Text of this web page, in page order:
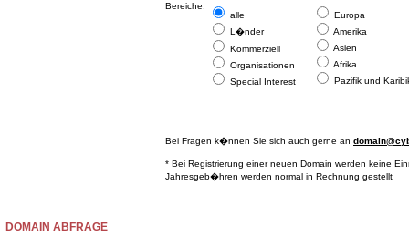
DOMAIN ABFRAGE
Bereiche:
alle
L�nder
Kommerziell
Organisationen
Special Interest
Europa
Amerika
Asien
Afrika
Pazifik und
Bei Fragen k�nnen Sie sich auch gerne an
* Bei Registrierung einer neuen Domain werden keine
Jahresgeb�hren werden normal in Rechnung gestellt